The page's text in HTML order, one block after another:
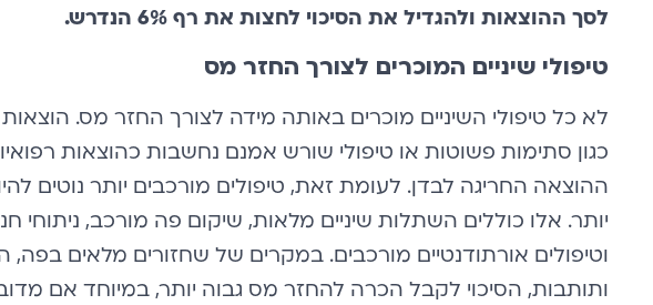
לסך ההוצאות ולהגדיל את הסיכוי לחצות את רף 6% הנדרש.
טיפולי שיניים המוכרים לצורך החזר מס
לא כל טיפולי השיניים מוכרים באותה מידה לצורך החזר מס. הוצאות
כגון סתימות פשוטות או טיפולי שורש אמנם נחשבות כהוצאות
ההוצאה החריגה לבדן. לעומת זאת, טיפולים מורכבים יותר נוטים
יותר. אלו כוללים השתלות שיניים מלאות, שיקום פה מורכב, ניתוחי
וטיפולים אורתודנטיים מורכבים. במקרים של שחזורים מלאים בפה,
ותותבות, הסיכוי לקבל הכרה להחזר מס גבוה יותר, במיוחד אם